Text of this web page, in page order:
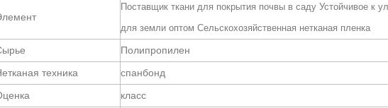
Поставщик ткани для покрытия почвы в саду Устойчивое к
для земли оптом Сельскохозяйственная нетканая пленка
Полипропилен
техника
спанбонд
класс